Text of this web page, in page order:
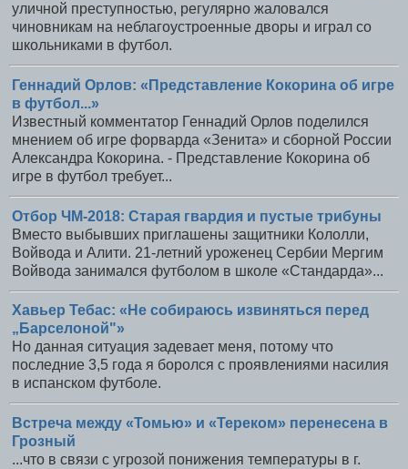
уличной преступностью, регулярно жаловался
чиновникам на неблагоустроенные дворы и играл со
школьниками в футбол.
Геннадий Орлов: «Представление Кокорина об игре
в футбол...»
Известный комментатор Геннадий Орлов поделился
мнением об игре форварда «Зенита» и сборной России
Александра Кокорина. - Представление Кокорина об
игре в футбол требует...
Отбор ЧМ-2018: Старая гвардия и пустые трибуны
Вместо выбывших приглашены защитники Кололли,
Войвода и Алити. 21-летний уроженец Сербии Мергим
Войвода занимался футболом в школе «Стандарда»...
Хавьер Тебас: «Не собираюсь извиняться перед
„Барселоной"»
Но данная ситуация задевает меня, потому что
последние 3,5 года я боролся с проявлениями насилия
в испанском футболе.
Встреча между «Томью» и «Тереком» перенесена в
Грозный
...что в связи с угрозой понижения температуры в г.